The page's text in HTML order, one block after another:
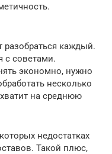
каждый.
с советами.
экономно, нужно
несколько
на среднюю
недостатках
Такой плюс,